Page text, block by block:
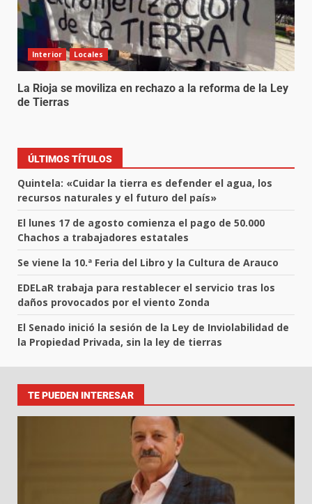
Interior Locales
La Rioja se moviliza en rechazo a la reforma de la Ley
de Tierras
ÚLTIMOS TÍTULOS
Quintela: «Cuidar la tierra es defender el agua, los
recursos naturales y el futuro del país»
El lunes 17 de agosto comienza el pago de 50.000
Chachos a trabajadores estatales
Se viene la 10.ª Feria del Libro y la Cultura de Arauco
EDELaR trabaja para restablecer el servicio tras los
daños provocados por el viento Zonda
El Senado inició la sesión de la Ley de Inviolabilidad de
la Propiedad Privada, sin la ley de tierras
TE PUEDEN INTERESAR